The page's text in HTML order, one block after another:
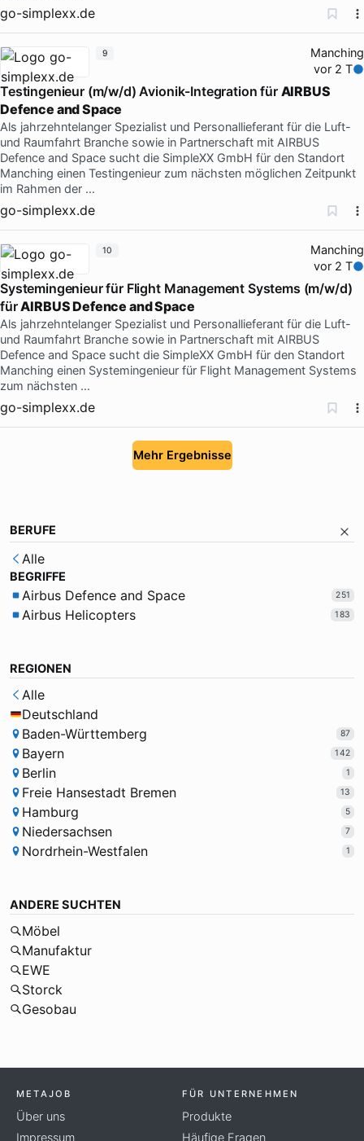
go-simplexx.de
Manching
vor 2 T
Testingenieur (m/w/d) Avionik-Integration für AIRBUS
Defence and Space
Als jahrzehntelanger Spezialist und Personallieferant für die Luft-
und Raumfahrt Branche sowie in Partnerschaft mit AIRBUS
Defence and Space sucht die SimpleXX GmbH für den Standort
Manching einen Testingenieur zum nächsten möglichen Zeitpunkt
im Rahmen der …
go-simplexx.de
9
Manching
vor 2 T
Systemingenieur für Flight Management Systems (m/w/d)
fürAIRBUS Defence and Space
Als jahrzehntelanger Spezialist und Personallieferant für die Luft-
und Raumfahrt Branche sowie in Partnerschaft mit AIRBUS
Defence and Space sucht die SimpleXX GmbH für den Standort
Manching einen Systemingenieur für Flight Management Systems
zum nächsten …
go-simplexx.de
10
Mehr Ergebnisse
BERUFE
Alle
BEGRIFFE
Airbus Defence and Space 251
Airbus Helicopters 183
REGIONEN
Alle
Deutschland
Baden-Württemberg
87
Bayern 142
Berlin 1
Freie Hansestadt Bremen 13
Hamburg 5
Niedersachsen 7
Nordrhein-Westfalen 1
ANDERE SUCHTEN
Möbel
Manufaktur
EWE
Storck
Gesobau
METAJOB
Über uns
Impressum
FÜR UNTERNEHMEN
Produkte
Häufige Fragen